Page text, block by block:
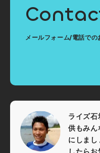
メールフォーム/電話での
ライズ
供もみん
にしま